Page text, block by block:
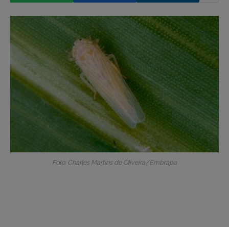
Foto: Charles Martins de Oliveira/Embrapa